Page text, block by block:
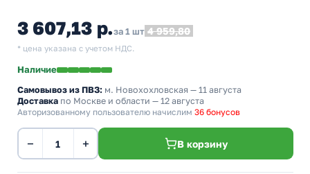
3 607,13 р.за 1 шт 4 959,80
* цена указана с учетом НДС.
Наличие
Самовывоз из ПВЗ: м. Новохохловская — 11 августа
Доставка по Москве и области — 12 августа
Авторизованному пользователю начислим 36 бонусов
− + В корзину